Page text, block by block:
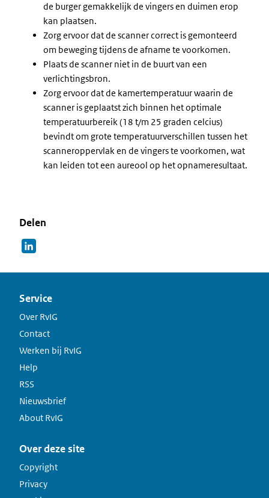
de burger gemakkelijk de vingers en duimen erop
kan plaatsen.
Zorg ervoor dat de scanner correct is gemonteerd
om beweging tijdens de afname te voorkomen.
Plaats de scanner niet in de buurt van een
verlichtingsbron.
Zorg ervoor dat de kamertemperatuur waarin de
scanner is geplaatst zich binnen het optimale
temperatuurbereik (18 t/m 25 graden celcius)
bevindt om grote temperatuurverschillen tussen het
scanneroppervlak en de vingers te voorkomen, wat
kan leiden tot een aureool op het opnameresultaat.
Delen
Service
Over RvIG
Contact
Werken bij RvIG
Help
RSS
Nieuwsbrief
About RvIG
Over deze site
Copyright
Privacy